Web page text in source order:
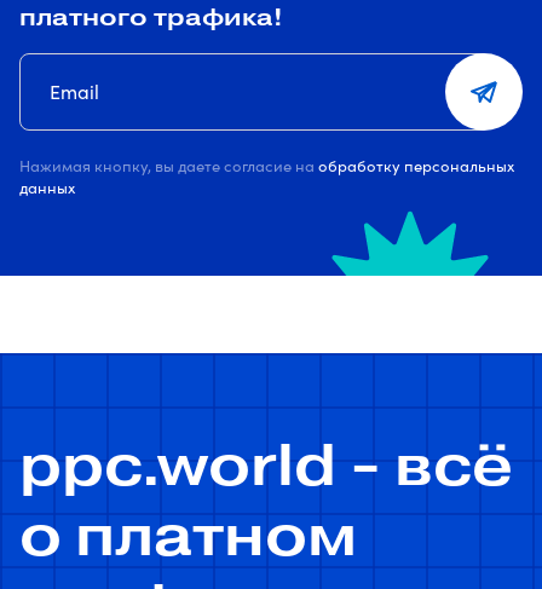
платного трафика!
Нажимая кнопку, вы даете согласие на обработку персональных
данных
ppc.world - всё
о платном